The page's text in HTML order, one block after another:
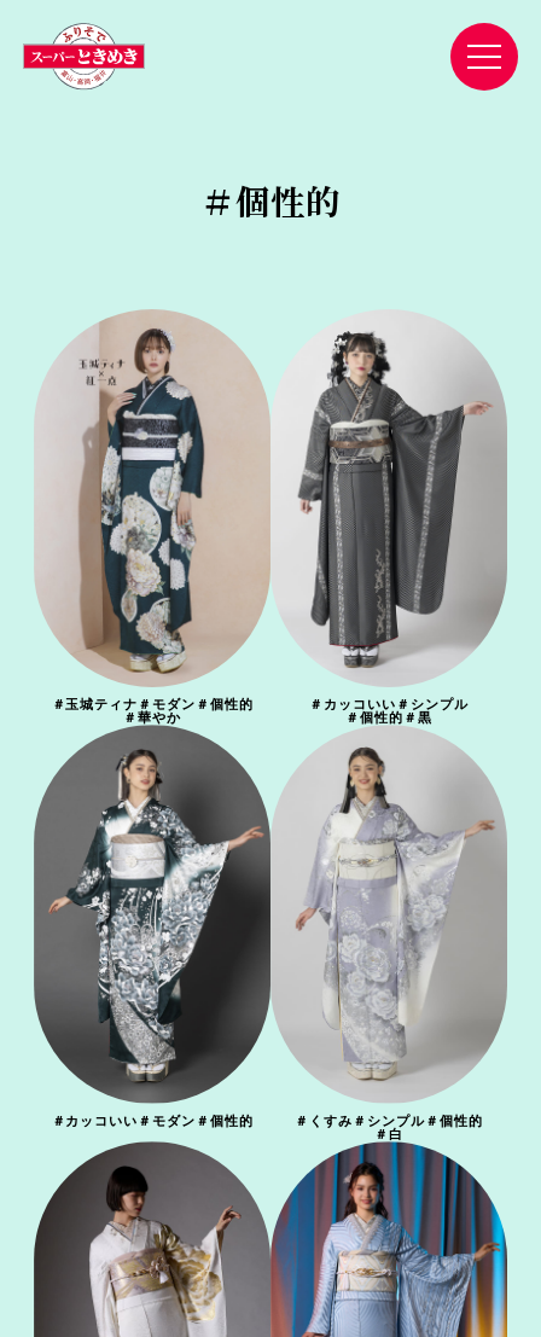
＃個性的
＃ 玉城ティナ ＃モダン ＃ 個性的
＃華やか
＃ カッコいい ＃ シンプル
＃ 個性的 ＃ 黒
＃ カッコいい ＃モダン ＃ 個性的 ＃ くすみ ＃ シンプル＃ 個性的
＃ 白